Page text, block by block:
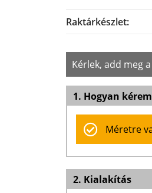
Raktárkészlet:
Kérlek, add meg
1. Hogyan
Méretre
2. Kialakítás